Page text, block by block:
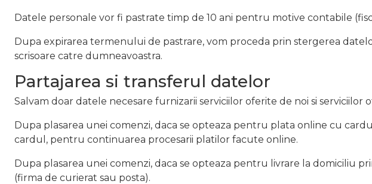
Datele personale vor fi pastrate timp de 10 ani pentru motive contabile
Dupa expirarea termenului de pastrare, vom proceda prin stergerea
scrisoare catre dumneavoastra.
Partajarea si transferul datelor
Salvam doar datele necesare furnizarii serviciilor oferite de noi si serviciilor
Dupa plasarea unei comenzi, daca se opteaza pentru plata online cu
cardul, pentru continuarea procesarii platilor facute online.
Dupa plasarea unei comenzi, daca se opteaza pentru livrare la domiciliu
(firma de curierat sau posta).